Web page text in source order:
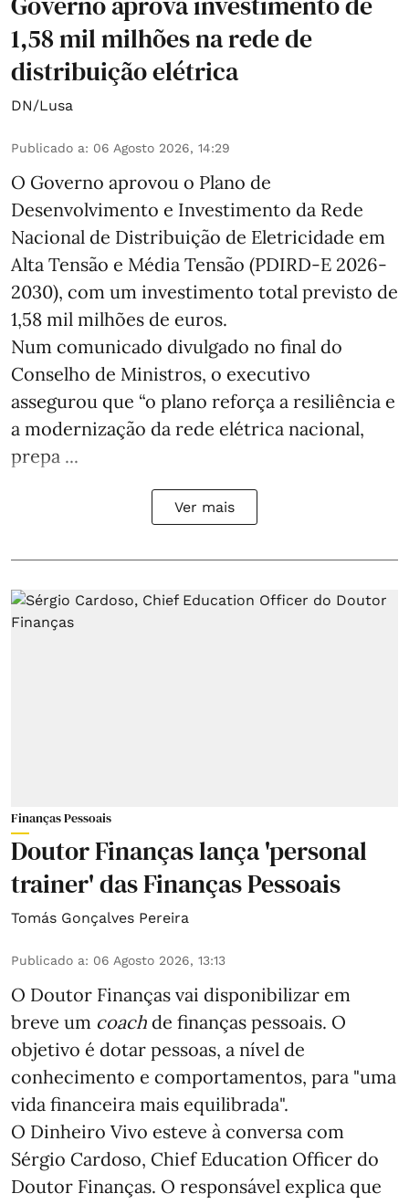
1,58 mil milhões na rede de
distribuição elétrica
DN/Lusa
Publicado a: 06 Agosto 2026, 14:29
O Governo aprovou o Plano de
Desenvolvimento e Investimento da Rede
Nacional de Distribuição de Eletricidade em
Alta Tensão e Média Tensão (PDIRD-E 2026-
2030), com um investimento total previsto de
1,58 mil milhões de euros.
Num comunicado divulgado no final do
Conselho de Ministros, o executivo
assegurou que “o plano reforça a resiliência e
a modernização da rede elétrica nacional,
prepa ...
Ver mais
Finanças Pessoais
Doutor Finanças lança 'personal
trainer' das Finanças Pessoais
Tomás Gonçalves Pereira
Publicado a: 06 Agosto 2026, 13:13
O Doutor Finanças vai disponibilizar em
breve um coach de finanças pessoais. O
objetivo é dotar pessoas, a nível de
conhecimento e comportamentos, para "uma
vida financeira mais equilibrada".
O Dinheiro Vivo esteve à conversa com
Sérgio Cardoso, Chief Education Officer do
Doutor Finanças. O responsável explica que